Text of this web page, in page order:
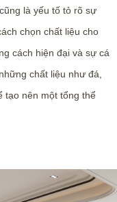
là yếu tố tỏ rõ sự
chọn chất liệu cho
cách hiện đại và sự cá
chất liệu như đá,
tạo nên một tổng thể